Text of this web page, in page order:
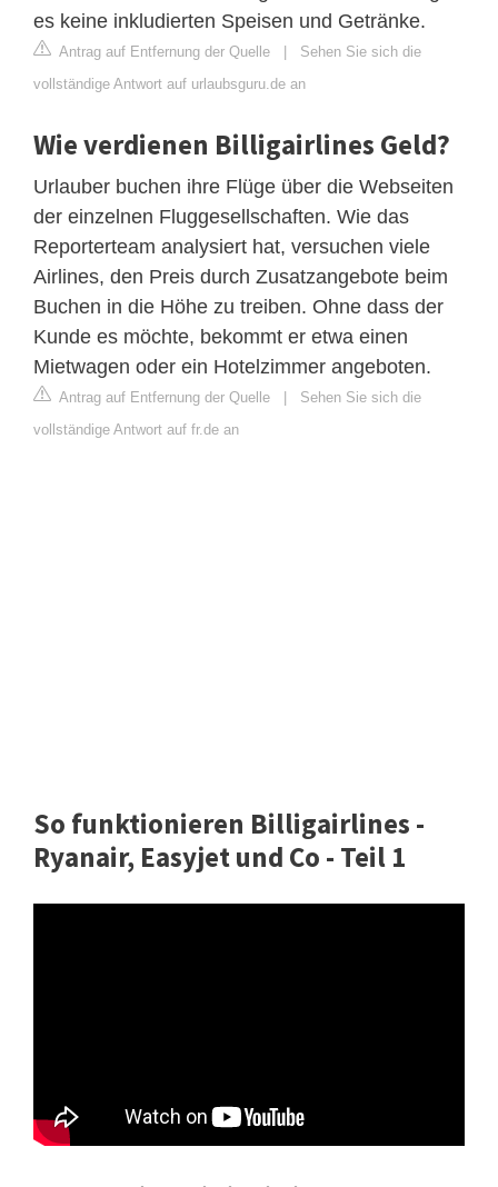
es keine inkludierten Speisen und Getränke.
Antrag auf Entfernung der Quelle
Sehen Sie sich die
vollständige Antwort auf urlaubsguru.de an
Wie verdienen Billigairlines Geld?
Urlauber buchen ihre Flüge über die Webseiten
der einzelnen Fluggesellschaften. Wie das
Reporterteam analysiert hat, versuchen viele
Airlines, den Preis durch Zusatzangebote beim
Buchen in die Höhe zu treiben. Ohne dass der
Kunde es möchte, bekommt er etwa einen
Mietwagen oder ein Hotelzimmer angeboten.
Antrag auf Entfernung der Quelle
Sehen Sie sich die
vollständige Antwort auf fr.de an
So funktionieren Billigairlines -
Ryanair, Easyjet und Co - Teil 1